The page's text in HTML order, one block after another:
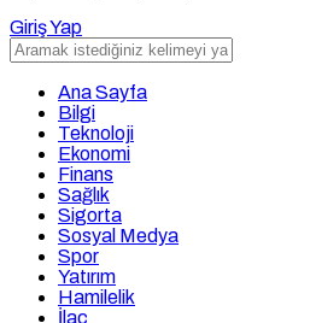
Giriş Yap
Ana Sayfa
Bilgi
Teknoloji
Ekonomi
Finans
Sağlık
Sigorta
Sosyal Medya
Spor
Yatırım
Hamilelik
İlaç